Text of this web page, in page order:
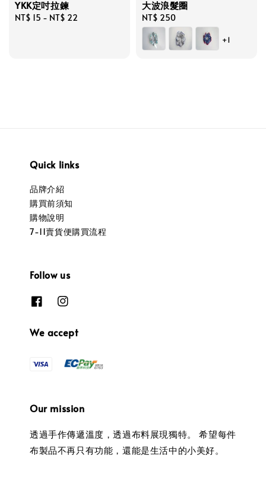
YKK定吋拉鍊
Regular
NT$ 15 - NT$ 22
大波浪髮圈
Regular
price
NT$ 250
+1
Quick links
品牌介紹
購買前須知
購物說明
7-11賣貨便購買流程
Follow us
We accept
Our mission
透過手作傳遞溫度，透過布料展現獨特。 希望每件
布製品不再只有功能，還能是生活中的小美好。